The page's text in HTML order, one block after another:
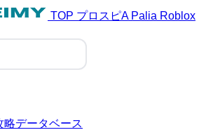
TOP プロスピA Palia Roblox
略データベース